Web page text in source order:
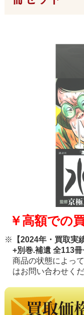
￥高額での
※
【2024年・買取実
+別巻.補遺 全113
商品の状態によっ
はお問い合わせくだ